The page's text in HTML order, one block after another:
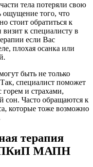
тела потеряли свою
ощущение того, что
стоит обратиться к
визит к специалисту в
если Вас
плохая осанка или
быть не только
специалист поможет
горем и страхами,
сон. Часто обращаются к
которые тоже возможно
терапия
ПКиП МАПН